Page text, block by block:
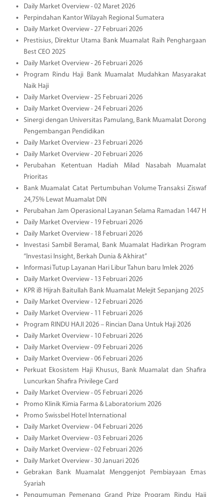
Daily Market Overview - 02 Maret 2026
Perpindahan Kantor Wilayah Regional Sumatera
Daily Market Overview - 27 Februari 2026
Prestisius, Direktur Utama Bank Muamalat Raih Penghargaan
Best CEO 2025
Daily Market Overview - 26 Februari 2026
Program Rindu Haji Bank Muamalat Mudahkan Masyarakat
Naik Haji
Daily Market Overview - 25 Februari 2026
Daily Market Overview - 24 Februari 2026
Sinergi dengan Universitas Pamulang, Bank Muamalat Dorong
Pengembangan Pendidikan
Daily Market Overview - 23 Februari 2026
Daily Market Overview - 20 Februari 2026
Perubahan Ketentuan Hadiah Milad Nasabah Muamalat
Prioritas
Bank Muamalat Catat Pertumbuhan Volume Transaksi Ziswaf
24,75% Lewat Muamalat DIN
Perubahan Jam Operasional Layanan Selama Ramadan 1447 H
Daily Market Overview - 19 Februari 2026
Daily Market Overview - 18 Februari 2026
Investasi Sambil Beramal, Bank Muamalat Hadirkan Program
“Investasi Insight, Berkah Dunia & Akhirat”
Informasi Tutup Layanan Hari Libur Tahun baru Imlek 2026
Daily Market Overview - 13 Februari 2026
KPR iB Hijrah Baitullah Bank Muamalat Melejit Sepanjang 2025
Daily Market Overview - 12 Februari 2026
Daily Market Overview - 11 Februari 2026
Program RINDU HAJI 2026 – Rincian Dana Untuk Haji 2026
Daily Market Overview - 10 Februari 2026
Daily Market Overview - 09 Februari 2026
Daily Market Overview - 06 Februari 2026
Perkuat Ekosistem Haji Khusus, Bank Muamalat dan Shafira
Luncurkan Shafira Privilege Card
Daily Market Overview - 05 Februari 2026
Promo Klinik Kimia Farma & Laboratorium 2026
Promo Swissbel Hotel International
Daily Market Overview - 04 Februari 2026
Daily Market Overview - 03 Februari 2026
Daily Market Overview - 02 Februari 2026
Daily Market Overview - 30 Januari 2026
Gebrakan Bank Muamalat Menggenjot Pembiayaan Emas
Syariah
Pengumuman Pemenang Grand Prize Program Rindu Haji